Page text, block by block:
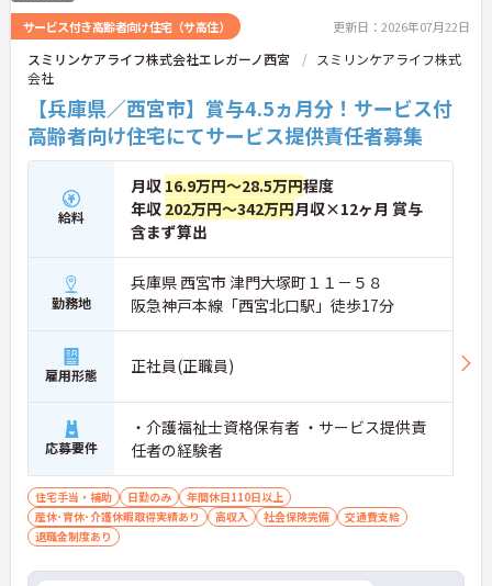
サービス付き高齢者向け住宅（サ高住） 更新日：2026年07月22日
スミリンケアライフ株式会社エレガーノ西宮
スミリンケアライフ株式
会社
【兵庫県／西宮市】賞与4.5ヵ月分！サービス付
高齢者向け住宅にてサービス提供責任者募集
給料
月収 16.9万円～28.5万円程度
年収 202万円～342万円月収×12ヶ月 賞与
含まず算出
勤務地
兵庫県 西宮市 津門大塚町１１－５８
阪急神戸本線「西宮北口駅」徒歩17分
雇用形態 正社員(正職員)
応募要件
・介護福祉士資格保有者 ・サービス提供責
任者の経験者
住宅手当・補助 日勤のみ
年間休日110日以上
産休･育休･介護休暇取得実績あり
高収入 社会保険完備
交通費支給
退職金制度あり